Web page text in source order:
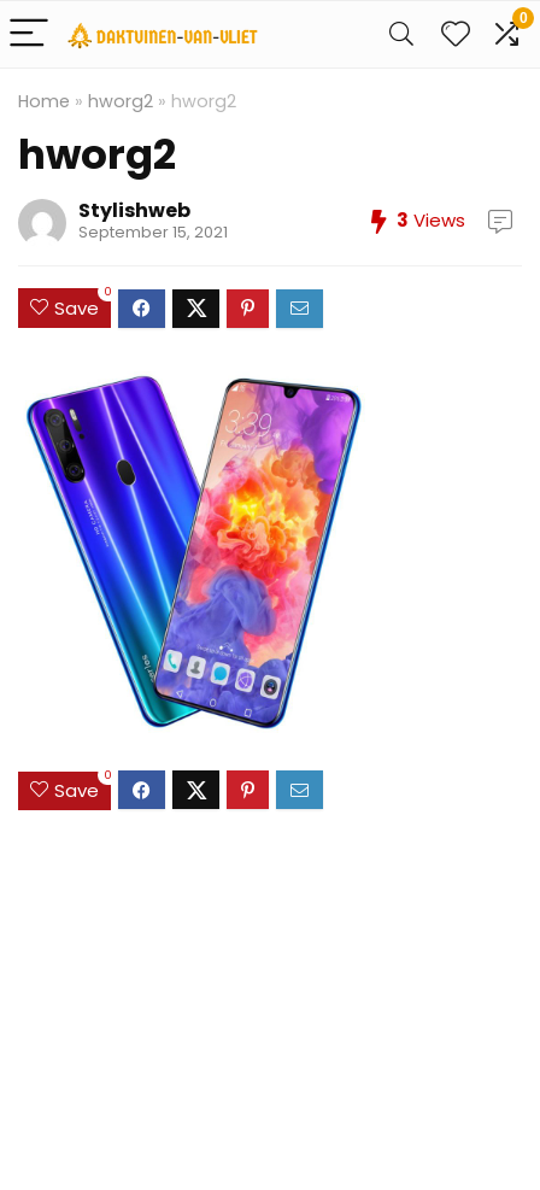
0
Home » hworg2 » hworg2
hworg2
Stylishweb
September 15, 2021 3 Views
Save
0
Save
0